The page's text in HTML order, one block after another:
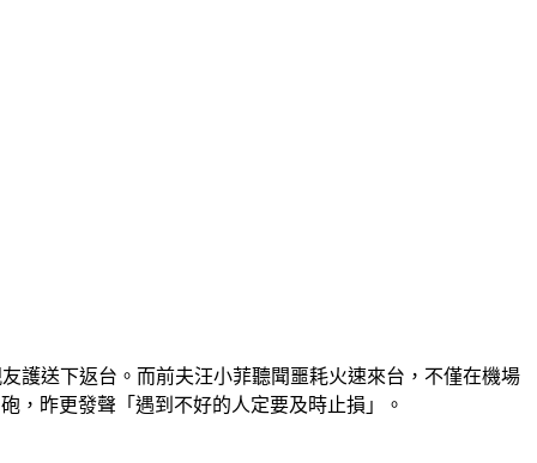
護送下返台。而前夫汪小菲聽聞噩耗火速來台，不僅在機場
，昨更發聲「遇到不好的人定要及時止損」。